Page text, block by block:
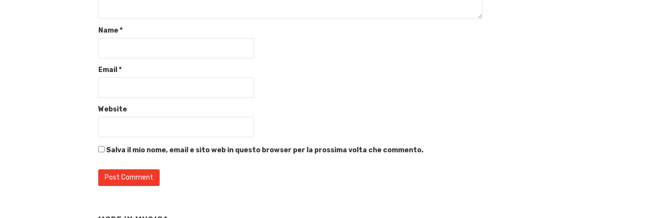
Name*
Email *
Website
Salva il mio nome, email e sito web in questo browser per la prossima volta che commento.